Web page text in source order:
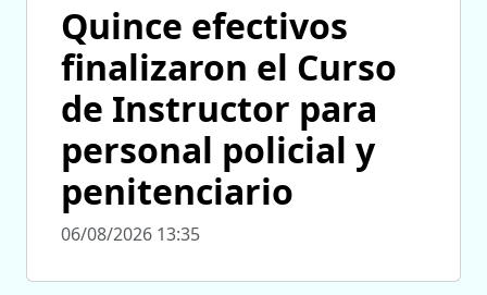
Quince efectivos
finalizaron el Curso
de Instructor para
personal policial y
penitenciario
06/08/2026 13:35